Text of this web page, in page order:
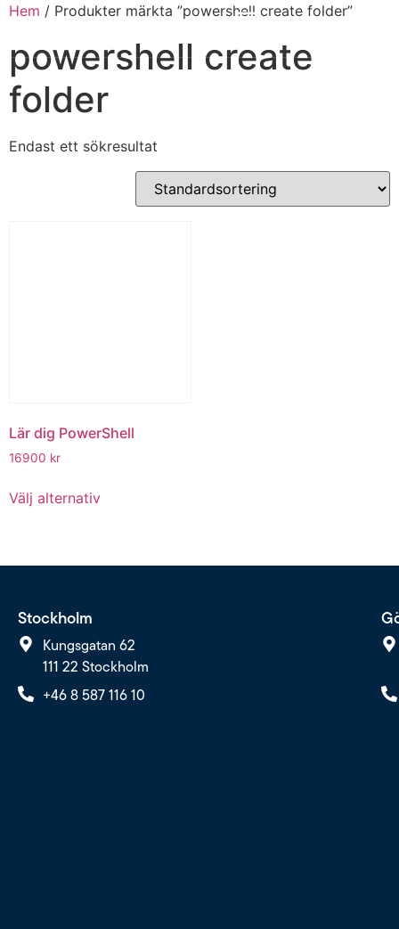
Hem / Produkter märkta ”powershell create folder”
powershell create
folder
Endast ett sökresultat
Lär dig PowerShell
16900 kr
Välj alternativ
Stockholm
Kungsgatan 62
111 22 Stockholm
+46 8 587 116 10